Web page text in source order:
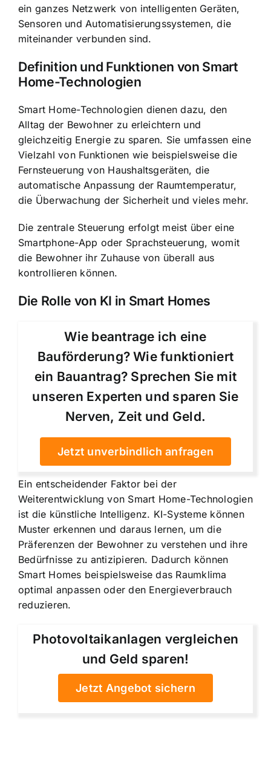
ein ganzes Netzwerk von intelligenten Geräten,
Sensoren und Automatisierungssystemen, die
miteinander verbunden sind.
Definition und Funktionen von Smart
Home-Technologien
Smart Home-Technologien dienen dazu, den
Alltag der Bewohner zu erleichtern und
gleichzeitig Energie zu sparen. Sie umfassen eine
Vielzahl von Funktionen wie beispielsweise die
Fernsteuerung von Haushaltsgeräten, die
automatische Anpassung der Raumtemperatur,
die Überwachung der Sicherheit und vieles mehr.
Die zentrale Steuerung erfolgt meist über eine
Smartphone-App oder Sprachsteuerung, womit
die Bewohner ihr Zuhause von überall aus
kontrollieren können.
Die Rolle von KI in Smart Homes
Wie beantrage ich eine
Bauförderung? Wie funktioniert
ein Bauantrag? Sprechen Sie mit
unseren Experten und sparen Sie
Nerven, Zeit und Geld.
Jetzt unverbindlich anfragen
Ein entscheidender Faktor bei der
Weiterentwicklung von Smart Home-Technologien
ist die künstliche Intelligenz. KI-Systeme können
Muster erkennen und daraus lernen, um die
Präferenzen der Bewohner zu verstehen und ihre
Bedürfnisse zu antizipieren. Dadurch können
Smart Homes beispielsweise das Raumklima
optimal anpassen oder den Energieverbrauch
reduzieren.
Photovoltaikanlagen vergleichen
und Geld sparen!
Jetzt Angebot sichern